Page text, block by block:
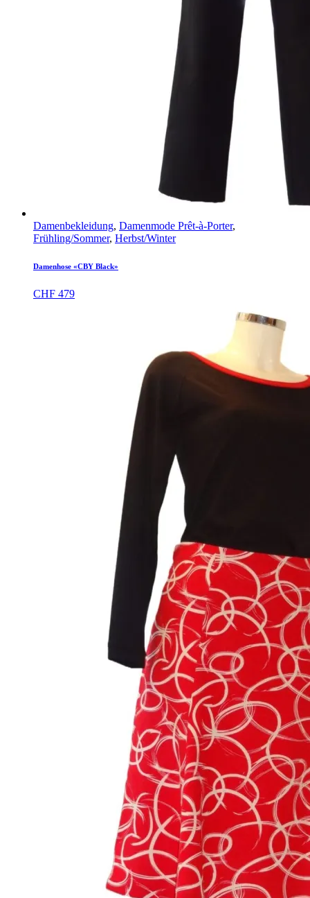
Damenbekleidung, Damenmode Prêt-à-Porter,
Frühling/Sommer, Herbst/Winter
Damenhose «CBY Black»
CHF 479